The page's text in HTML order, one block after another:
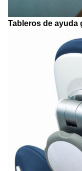
Tableros de ayuda